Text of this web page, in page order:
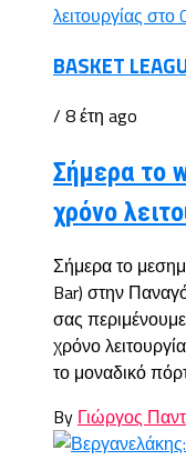
BASKET
/ 8 έτη ago
Σήμερα το
χρόνο
Σήμερα το
Bar) στην
σας
χρόνο
το μοναδικό
By Γιώργος